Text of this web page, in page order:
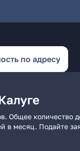
по адресу
Общее
в месяц. Подайте